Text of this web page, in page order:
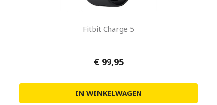
Fitbit Charge 5
€ 99,95
IN WINKELWAGEN